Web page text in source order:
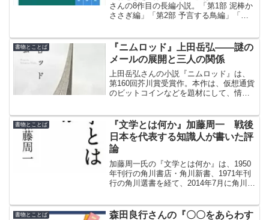
さんの8作目の長編小説。「第1部 泥棒か
ささぎ編」「第2部 予言する鳥編」「第3
作。
書物とことば
『ニムロッド』上田岳弘――謎の
メールの展開と三人の関係
上田岳弘さんの小説『ニムロッド』は、
第160回芥川賞受賞作。本作は、仮想通貨
のビットコインなどを題材にして、情報
前は、ビットコインの創業者のサトシ・
ナカモトと同姓同名である。
書物とことば
『文学とは何か』加藤周一 戦後
日本を代表する知識人が書いた評
論
加藤周一氏の『文学とは何か』は、1950
年刊行の角川書店・角川新書、1971年刊
行の角川選書を経て、2014年7月に角川ソ
かという抽象的な問いについて書かれて
書物とことば
森田良行さんの『〇〇をあらわす